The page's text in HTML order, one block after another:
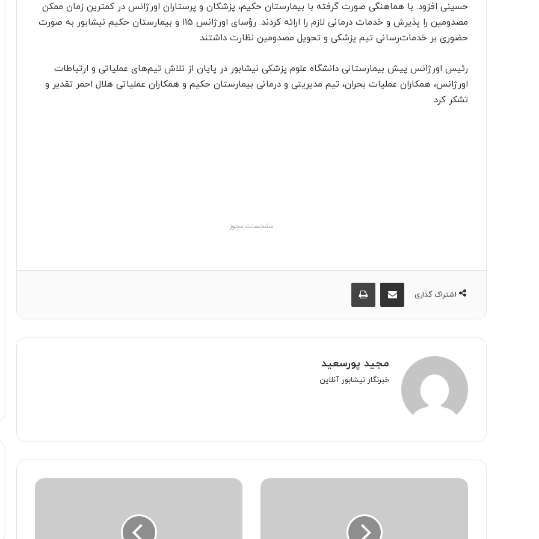
حسینی افزود: با هماهنگی صورت گرفته با بیمارستان حکیم، پزشکان و پرستاران اورژانس در کمترین زمان ممکن
مصدومین را پذیرش و خدمات درمانی لازم را ارائه کردند. رؤسای اورژانس ۱۱۵ و بیمارستان حکیم نیشابور به صورت
حضوری بر خدمات‌رسانی تیم پزشکی و تحویل مصدومین نظارت داشتند.
رئیس اورژانس پیش بیمارستانی دانشگاه علوم پزشکی نیشابور در پایان از تلاش تیم‌های عملیاتی و ارتباطات
اورژانس، همکاران عملیات بحران، تیم مدیریتی و درمانی بیمارستان حکیم و همکاران عملیاتی هلال احمر تقدیر و
تشکر کرد.
مشخصات مجوز
اشتراک گذاری
مجید پورسعید
خبرنگار نیشابور آنلاین